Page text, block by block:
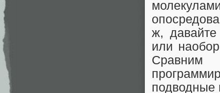
ж,
или
подводные